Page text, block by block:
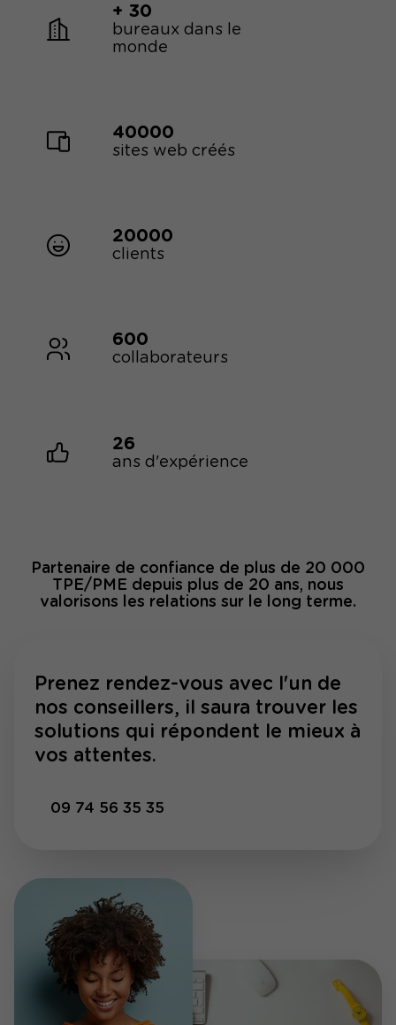
+ 30
bureaux dans le
monde
40000
sites web créés
20000
clients
600
collaborateurs
26
ans d'expérience
Partenaire de confiance de plus de 20 000
TPE/PME depuis plus de 20 ans, nous
valorisons les relations sur le long terme.
Prenez rendez-vous avec l'un de
nos conseillers, il saura trouver les
solutions qui répondent le mieux à
vos attentes.
09 74 56 35 35